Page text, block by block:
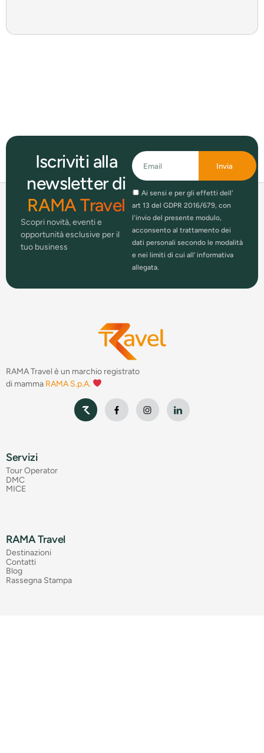
Iscriviti alla
newsletter di
RAMA Travel
Scopri novità, eventi e
opportunità esclusive per il
tuo business
Ai sensi e per gli effetti dell'
art 13 del GDPR 2016/679, con
l'invio del presente modulo,
acconsento al trattamento dei
dati personali secondo le modalità
e nei limiti di cui all’ informativa
allegata.
Invia
RAMA Travel è un marchio registrato
di mamma RAMA S.p.A.
Servizi
Tour Operator
DMC
MICE
RAMA Travel
Destinazioni
Contatti
Blog
Rassegna Stampa